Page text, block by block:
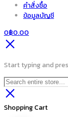
คำสั่งซื้อ
ข้อมูลบัญชี
0฿0.00
Start typing and
Shopping Cart